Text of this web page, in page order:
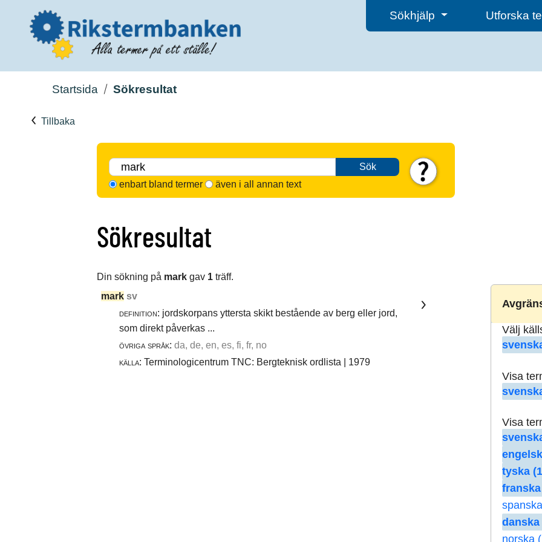
Sökhjälp Utforska
Startsida Sökresultat
Tillbaka
Sök
enbart bland termer
även i all annan text
Sökresultat
Din sökning på mark gav 1 träff.
Välj
Visa
Visa
tyska
franska
danska
norska
mark sv
definition: jordskorpans yttersta skikt bestående av berg eller jord,
som direkt påverkas ...
övriga språk: da, de, en, es, fi, fr, no
källa: Terminologicentrum TNC: Bergteknisk ordlista | 1979